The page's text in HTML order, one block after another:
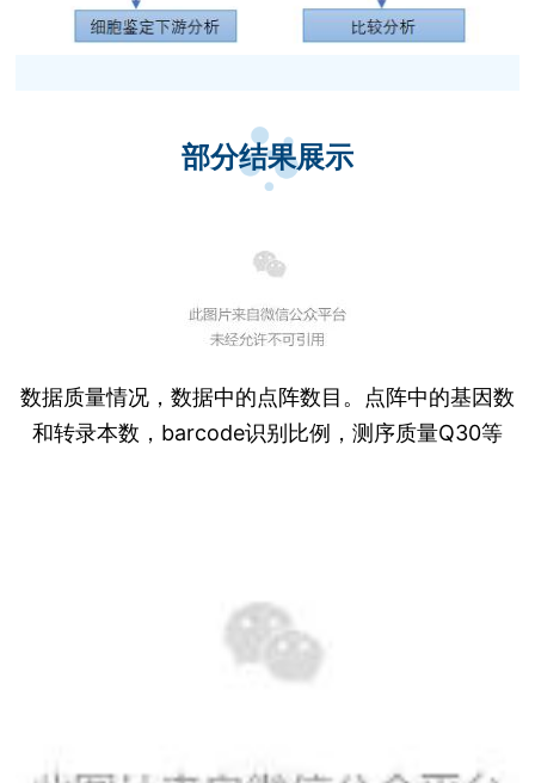
部分结果展示
数据质量情况，数据中的点阵数目。点阵中的基因数
和转录本数，barcode识别比例，测序质量Q30等